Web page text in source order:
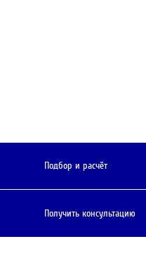
Подбор и расчёт
Получить консультацию